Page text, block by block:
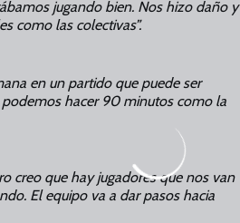
jugando bien. Nos hizo daño y
como las colectivas”.
en un partido que puede ser
hacer 90 minutos como la
creo que hay jugadores que nos van
El equipo va a dar pasos hacia